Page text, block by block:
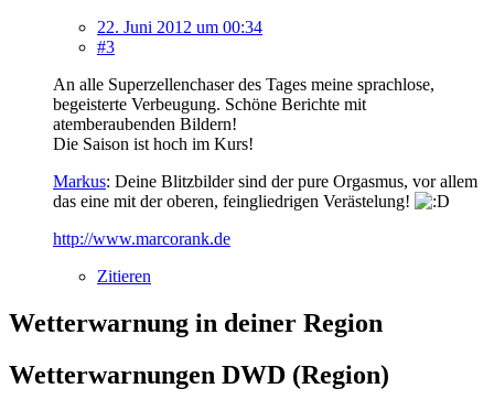
22. Juni 2012 um 00:34
#3
An alle Superzellenchaser des Tages meine sprachlose,
begeisterte Verbeugung. Schöne Berichte mit
atemberaubenden Bildern!
Die Saison ist hoch im Kurs!
Markus: Deine Blitzbilder sind der pure Orgasmus, vor allem
das eine mit der oberen, feingliedrigen Verästelung!
http://www.marcorank.de
Zitieren
Wetterwarnung in deiner Region
Wetterwarnungen DWD (Region)